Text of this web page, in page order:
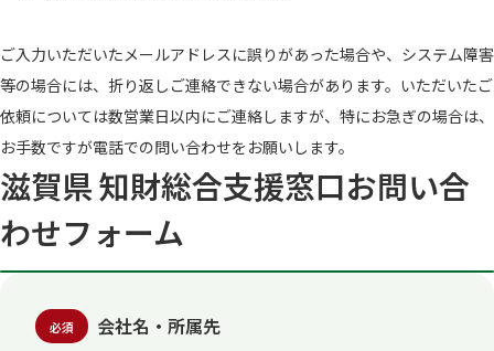
ご入力いただいたメールアドレスに誤りがあった場合や、システム障害
等の場合には、折り返しご連絡できない場合があります。いただいたご
依頼については数営業日以内にご連絡しますが、特にお急ぎの場合は、
お手数ですが電話での問い合わせをお願いします。
滋賀県 知財総合支援窓口お問い合
わせフォーム
必須 会社名・所属先